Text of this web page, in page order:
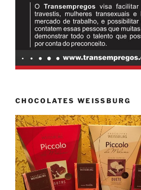
CHOCOLATES WEISSBURG